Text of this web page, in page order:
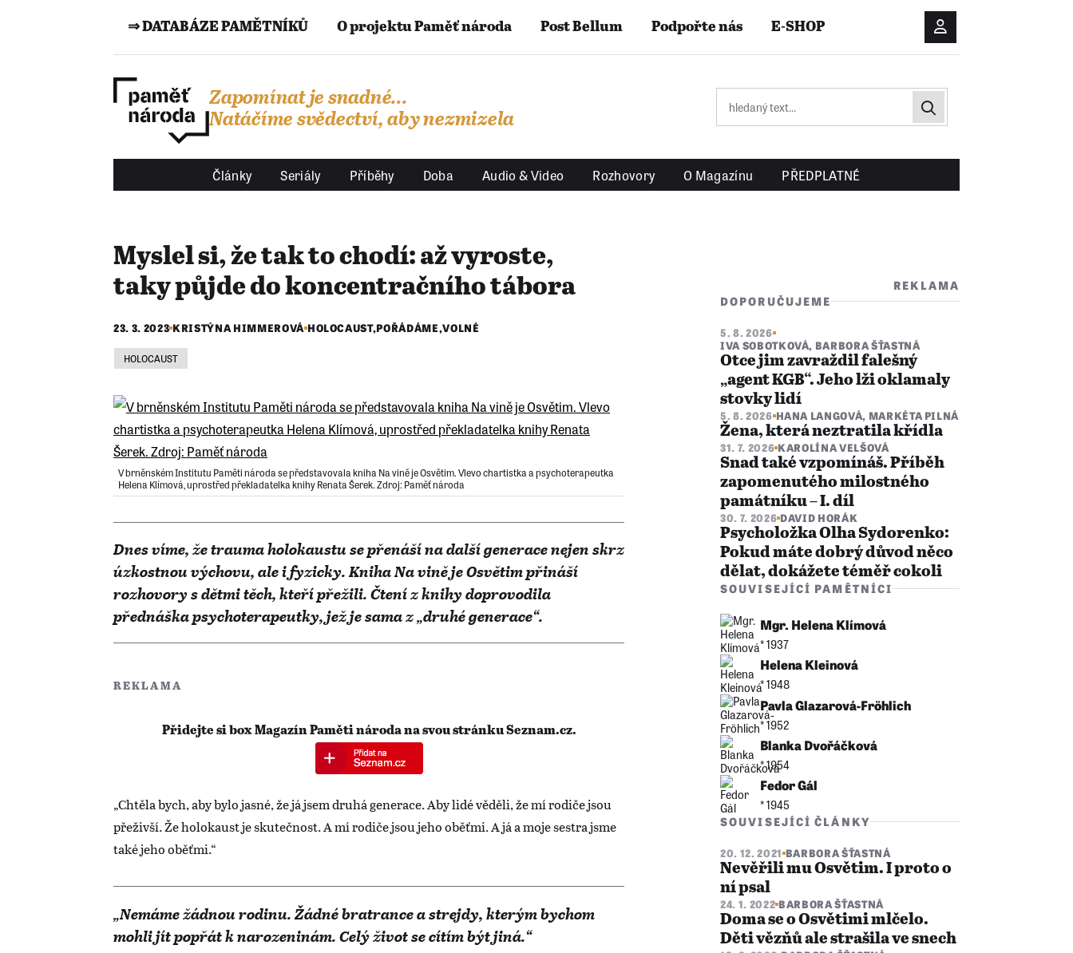
⇒ DATABÁZE PAMĚTNÍKŮ O projektu Paměť národa Post Bellum Podpořte nás E-SHOP
Přihlášení/
Zapomínat je snadné...
Natáčíme svědectví, aby nezmizela
Články Seriály Příběhy Doba Audio & Video Rozhovory O Magazínu PŘEDPLATNÉ
Myslel si, že tak to chodí: až vyroste,
taky půjde do koncentračního tábora
23. 3. 2023 KRISTÝNA HIMMEROVÁ HOLOCAUST,POŘÁDÁME,VOLNÉ
HOLOCAUST
V brněnském Institutu Paměti národa se představovala kniha Na vině je Osvětim. Vlevo chartistka a psychoterapeutka
Helena Klímová, uprostřed překladatelka knihy Renata Šerek. Zdroj: Paměť národa
Dnes víme, že trauma holokaustu se přenáší na další generace nejen skrz
úzkostnou výchovu, ale i fyzicky. Kniha Na vině je Osvětim přináší
rozhovory s dětmi těch, kteří přežili. Čtení z knihy doprovodila
přednáška psychoterapeutky, jež je sama z „druhé generace“.
REKLAMA
Přidejte si box Magazín Paměti národa na svou stránku Seznam.cz.
„Chtěla bych, aby bylo jasné, že já jsem druhá generace. Aby lidé věděli, že mí rodiče jsou
přeživší. Že holokaust je skutečnost. A mí rodiče jsou jeho oběťmi. A já a moje sestra jsme
také jeho oběťmi.“
„Nemáme žádnou rodinu. Žádné bratrance a strejdy, kterým bychom
mohli jít popřát k narozeninám. Celý život se cítím být jiná.“
REKLAMA
DOPORUČUJEME
5. 8. 2026
IVA SOBOTKOVÁ, BARBORA ŠŤASTNÁ
Otce jim zavraždil falešný
„agent KGB“. Jeho lži oklamaly
stovky lidí
5. 8. 2026 HANA LANGOVÁ, MARKÉTA PILNÁ
Žena, která neztratila křídla
31. 7. 2026 KAROLÍNA VELŠOVÁ
Snad také vzpomínáš. Příběh
zapomenutého milostného
památníku – I. díl
30. 7. 2026 DAVID HORÁK
Psycholožka Olha Sydorenko:
Pokud máte dobrý důvod něco
dělat, dokážete téměř cokoli
SOUVISEJÍCÍ PAMĚTNÍCI
Mgr. Helena Klímová
* 1937
Helena Kleinová
* 1948
Pavla Glazarová-Fröhlich
* 1952
Blanka Dvořáčková
* 1954
Fedor Gál
* 1945
SOUVISEJÍCÍ ČLÁNKY
20. 12. 2021 BARBORA ŠŤASTNÁ
Nevěřili mu Osvětim. I proto o
ní psal
24. 1. 2022 BARBORA ŠŤASTNÁ
Doma se o Osvětimi mlčelo.
Děti vězňů ale strašila ve snech